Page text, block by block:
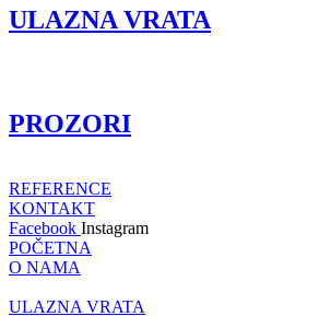
ULAZNA VRATA
PROZORI
REFERENCE
KONTAKT
Facebook Instagram
POČETNA
O NAMA
ULAZNA VRATA